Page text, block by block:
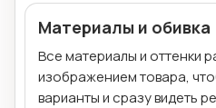
Материалы и обивка
Все материалы и оттенки
изображением товара,
варианты и сразу видеть